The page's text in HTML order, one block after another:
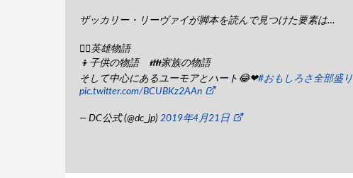
ザッカリー・リーヴァイが脚本を読んで見つけた要素は…
🦸‍♂️英雄物語
👦子供の物語 👪家族の物語
そして中心にあるユーモアとハート😂❤#おもしろさ全部盛り
pic.twitter.com/BCUBKz2AAn
— DC公式 (@dc_jp) 2019年4月21日